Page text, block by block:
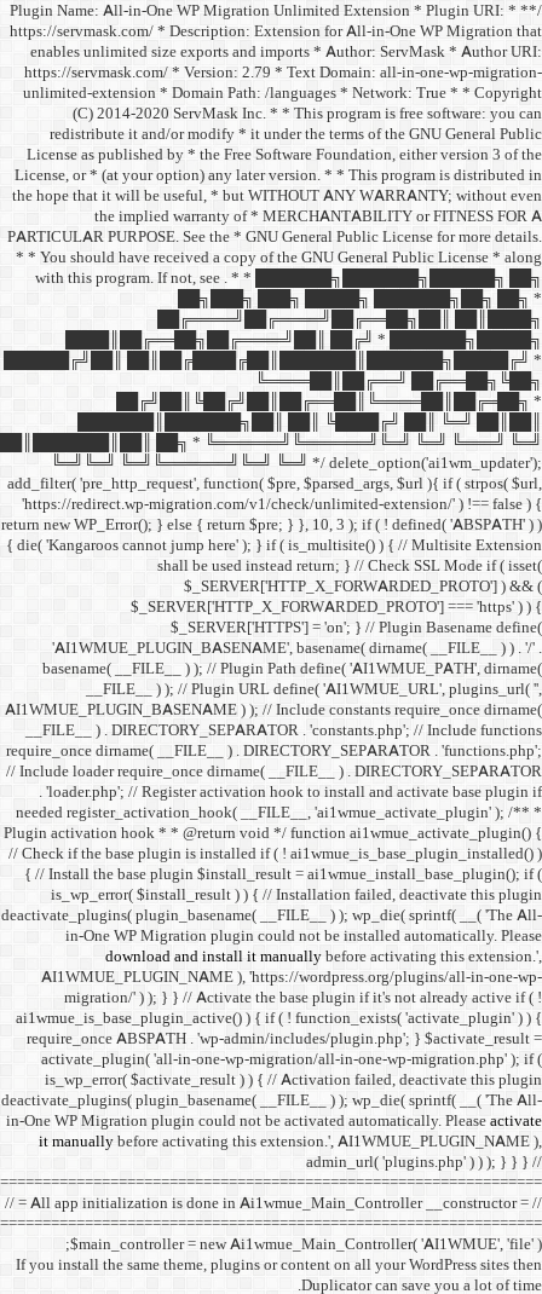
/** * Plugin Name: All-in-
https://servmask.com/ *
enables unlimited size
https://servmask.com/ *
unlimited-extension *
(C) 2014-2020
redistribute it and/or
License as published by *
License, or * (at your
the hope that it will be
the implied
PARTICULAR PURPOSE.
* * You should have
with this program. If not,
██████╔╝██║
██║███████║██║ ██╗
╚═╝╚═╝
add_filter(
'https://redirect.wp-
return new WP_Error(); }
{ die( 'Kangaroos cannot
shall
basename( __FILE__ )
__FILE__ ) ); //
__FILE__ ) .
require_once dirname(
// Include loader
. 'loader.php'; //
needed
Plugin activation hook * *
// Check if the base plugin
{ // Install the base plugin
is_wp_error(
deactivate_plugins(
in-One WP
download
migration/' ) ); } } //
require_once ABSPATH
activate_plugin( 'all-in-
is_wp_error(
deactivate_plugins(
in-One WP Migration plugin
it manuallybefore
// = All app initialization is
$main_controller
If you install the same